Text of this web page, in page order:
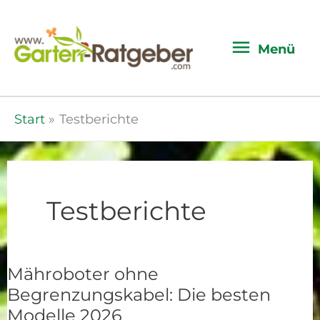
Menü
Start Testberichte
Testberichte
Mähroboter ohne
Begrenzungskabel: Die besten
Modelle 2026
Mähroboter
ohne
Begrenzungskabel: